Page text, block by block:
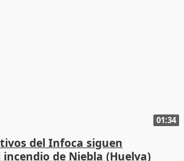
01:34
del Infoca siguen
de Niebla (Huelva)